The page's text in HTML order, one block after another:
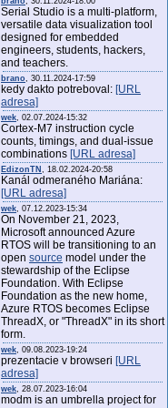
Serial Studio is a multi-platform,
versatile data visualization tool
designed for embedded
engineers, students, hackers,
and teachers.
brano, 30.11.2024-17:59
kedy dakto potreboval: [URL
adresa]
wek, 02.07.2024-15:32
Cortex-M7 instruction cycle
counts, timings, and dual-issue
combinations [URL adresa]
EdizonTN , 18.02.2024-20:58
Kanál odmeraného Mariána:
[URL adresa]
wek, 07.12.2023-15:34
On November 21, 2023,
Microsoft announced Azure
RTOS will be transitioning to an
open source model under the
stewardship of the Eclipse
Foundation. With Eclipse
Foundation as the new home,
Azure RTOS becomes Eclipse
ThreadX, or "ThreadX" in its short
form.
wek, 09.08.2023-19:24
prezentacie v browseri [URL
adresa]
wek, 28.07.2023-16:04
modm is an umbrella project for